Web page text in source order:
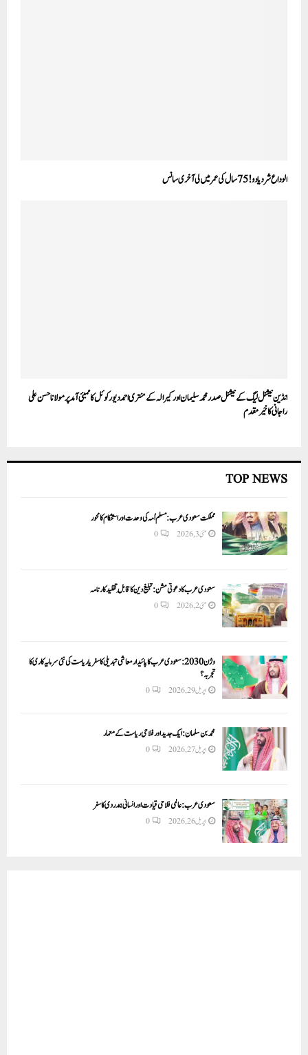
الوداع شردیادو! 75 سال کی عمر میں لی آخری سانس
انڈین نیشنل لیگ کے نیشنل صدر محمد سلیمان اور کیرالہ کے منتری احمد دیور کوئل کا ممبئی آمد پر مولانا حسن علی
راجانی کا خیر مقدم
TOP NEWS
مملکت سعودی عرب: مسلم اُمہ کی وحدت اور استحکام کا محور
مئی 3, 2026 0
سعودی عرب کا دعوتی مشن: تبلیغ دین کا قابلِ تقلید کارنامہ
مئی 2, 2026 0
وژن 2030:سعودی عرب کا پائیدار معاشی تبدیلی کا سفر یا ریاست کی نئی سرمایہ کاری کا
تجربہ؟
اپریل 29, 2026 0
محمد بن سلمان: ایک جدید اور فلاحی ریاست کے معمار
اپریل 27, 2026 0
سعودی عرب: عالمی فلاحی قیادت اور انسانی ہمدردی کا سفر
اپریل 26, 2026 0